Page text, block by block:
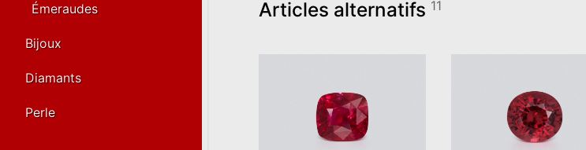
Articles alternatifs 11
Émeraudes
Bijoux
Diamants
Perle